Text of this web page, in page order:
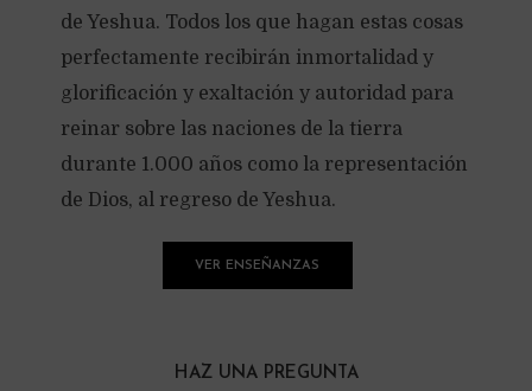
de Yeshua. Todos los que hagan estas cosas
perfectamente recibirán inmortalidad y
glorificación y exaltación y autoridad para
reinar sobre las naciones de la tierra
durante 1.000 años como la representación
de Dios, al regreso de Yeshua.
VER ENSEÑANZAS
HAZ UNA PREGUNTA